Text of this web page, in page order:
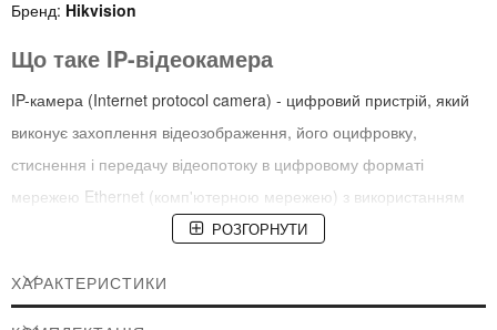
Бренд: Hikvision
Що таке IP-відеокамера
IP-камера (Internet protocol camera) - цифровий пристрій, який
виконує захоплення відеозображення, його оцифровку,
стиснення і передачу відеопотоку в цифровому форматі
мережею Ethernet (комп'ютерною мережею) з використанням
Призначення
РОЗГОРНУТИ
ХАРАКТЕРИСТИКИ